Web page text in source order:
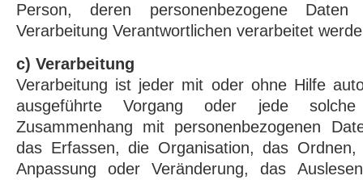
Person, deren personenbezogene
Verarbeitung Verantwortlichen verarbeitet
c) Verarbeitung
Verarbeitung ist jeder mit oder ohne Hilfe
ausgeführte Vorgang oder jede solche
Zusammenhang mit personenbezogenen
das Erfassen, die Organisation, das
Anpassung oder Veränderung, das